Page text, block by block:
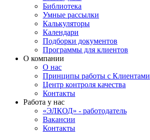
Библиотека
Умные рассылки
Калькуляторы
Календари
Подборки документов
Программы для клиентов
О компании
О нас
Принципы работы с Клиентами
Центр контроля качества
Контакты
Работа у нас
«ЭЛКОД» - работодатель
Вакансии
Контакты